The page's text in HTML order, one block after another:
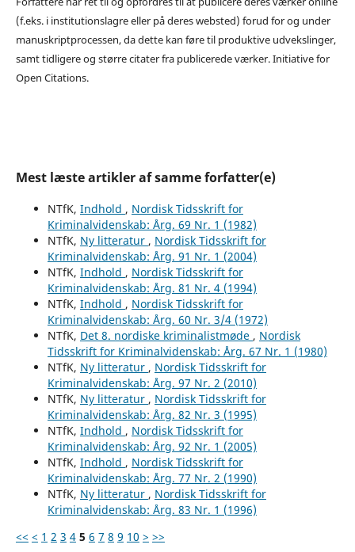
(f.eks. i institutionslagre eller på deres websted) forud for og under
manuskriptprocessen, da dette kan føre til produktive udvekslinger,
samt tidligere og større citater fra publicerede værker. Initiative for
Open Citations.
Mest læste artikler af samme forfatter(e)
NTfK, Indhold , Nordisk Tidsskrift for
Kriminalvidenskab: Årg. 69 Nr. 1 (1982)
NTfK, Ny litteratur , Nordisk Tidsskrift for
Kriminalvidenskab: Årg. 91 Nr. 1 (2004)
NTfK, Indhold , Nordisk Tidsskrift for
Kriminalvidenskab: Årg. 81 Nr. 4 (1994)
NTfK, Indhold , Nordisk Tidsskrift for
Kriminalvidenskab: Årg. 60 Nr. 3/4 (1972)
NTfK, Det 8. nordiske kriminalistmøde , Nordisk
Tidsskrift for Kriminalvidenskab: Årg. 67 Nr. 1 (1980)
NTfK, Ny litteratur , Nordisk Tidsskrift for
Kriminalvidenskab: Årg. 97 Nr. 2 (2010)
NTfK, Ny litteratur , Nordisk Tidsskrift for
Kriminalvidenskab: Årg. 82 Nr. 3 (1995)
NTfK, Indhold , Nordisk Tidsskrift for
Kriminalvidenskab: Årg. 92 Nr. 1 (2005)
NTfK, Indhold , Nordisk Tidsskrift for
Kriminalvidenskab: Årg. 77 Nr. 2 (1990)
NTfK, Ny litteratur , Nordisk Tidsskrift for
Kriminalvidenskab: Årg. 83 Nr. 1 (1996)
<< < 1 2 3 4 5 6 7 8 9 10 > >>